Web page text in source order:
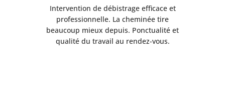
Intervention de débistrage efficace et
professionnelle. La cheminée tire
beaucoup mieux depuis. Ponctualité et
qualité du travail au rendez-vous.